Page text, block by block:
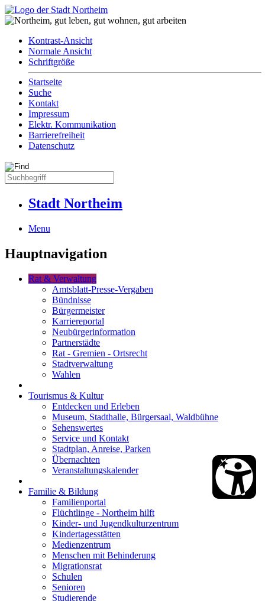
Kontrast-Ansicht
Normale Ansicht
Schriftgröße
Startseite
Suche
Kontakt
Impressum
Elektr. Kommunikation
Barrierefreiheit
Datenschutz
Stadt Northeim
Menu
Hauptnavigation
Rat & Verwaltung
Amtsblatt-Presse-Vergaben
Bündnisse
Bürgermeister
Karriereportal
Neubürgerinformation
Partnerstädte
Rat - Gremien - Ortsrecht
Stadtverwaltung
Wahlen
Tourismus & Kultur
Entdecken und Erleben
Museum, Stadthalle, Bürgersaal, Waldbühne
Sehenswertes
Service und Kontakt
Stadtplan, Anreise, Parken
Übernachten
Veranstaltungskalender
Familie & Bildung
Familienportal
Flüchtlinge - Northeim hilft
Kinder- und Jugendkulturzentrum
Kindertagesstätten
Medienzentrum
Menschen mit Behinderung
Migrationsrat
Schulen
Senioren
Studierende